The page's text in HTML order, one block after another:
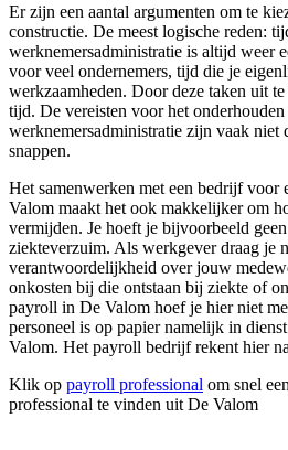
Er zijn een aantal argumenten om te
constructie. De meest logische reden:
werknemersadministratie is altijd weer
voor veel ondernemers, tijd die je
werkzaamheden. Door deze taken uit te
tijd. De vereisten voor het
werknemersadministratie zijn vaak
snappen.
Het samenwerken met een bedrijf voor
Valom maakt het ook makkelijker om
vermijden. Je hoeft je bijvoorbeeld
ziekteverzuim. Als werkgever draag je
verantwoordelijkheid over jouw
onkosten bij die ontstaan bij ziekte of
payroll in De Valom hoef je hier niet
personeel is op papier namelijk in
Valom. Het payroll bedrijf rekent hier
Klik op payroll professional om snel
professional te vinden uit De Valom